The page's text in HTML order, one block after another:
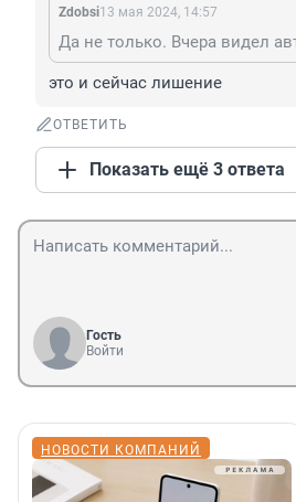
Zdobsi13 мая 2024, 14:57
это и сейчас лишение
ОТВЕТИТЬ
Показать ещё 3 ответа
Гость
Войти
НОВОСТИ КОМПАНИЙ